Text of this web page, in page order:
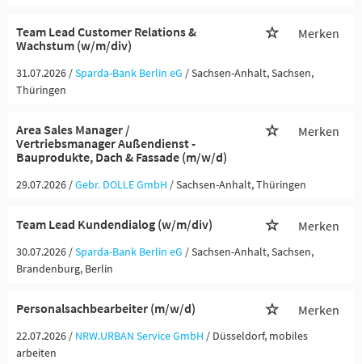
Team Lead Customer Relations &
Wachstum (w/m/div)
Merken
31.07.2026 /Sparda-Bank Berlin eG / Sachsen-Anhalt, Sachsen,
Thüringen
Area Sales Manager /
Vertriebsmanager Außendienst -
Bauprodukte, Dach & Fassade (m/w/d)
Merken
29.07.2026 /Gebr. DOLLE GmbH / Sachsen-Anhalt, Thüringen
Team Lead Kundendialog (w/m/div) Merken
30.07.2026 /Sparda-Bank Berlin eG / Sachsen-Anhalt, Sachsen,
Brandenburg, Berlin
Personalsachbearbeiter (m/w/d) Merken
22.07.2026 / NRW.URBAN Service GmbH / Düsseldorf, mobiles
arbeiten